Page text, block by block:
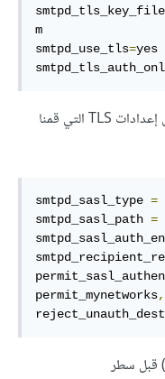
smtpd_tls_key_file
m
smtpd_use_tls=yes
ثم سنقوم بإضافة المُعامِلات التالية إلى أسفل إعدادات TLS التي قمنا
smtpd_sasl_type =
smtpd_sasl_path =
permit_mynetworks,
قبل سطر